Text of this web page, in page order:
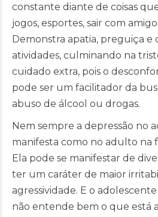
constante diante de coisas
jogos, esportes, sair com
Demonstra apatia, preguiça e
atividades, culminando na
cuidado extra, pois o
pode ser um facilitador da
abuso de álcool ou drogas.
Nem sempre a depressão no
manifesta como no adulto na
Ela pode se manifestar de
ter um caráter de maior
agressividade. E o
não entende bem o que está